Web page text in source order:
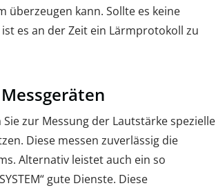
überzeugen kann. Sollte es keine
es an der Zeit ein Lärmprotokoll zu
zur Messung der Lautstärke spezielle
Diese messen zuverlässig die
Alternativ leistet auch ein so
gute Dienste. Diese